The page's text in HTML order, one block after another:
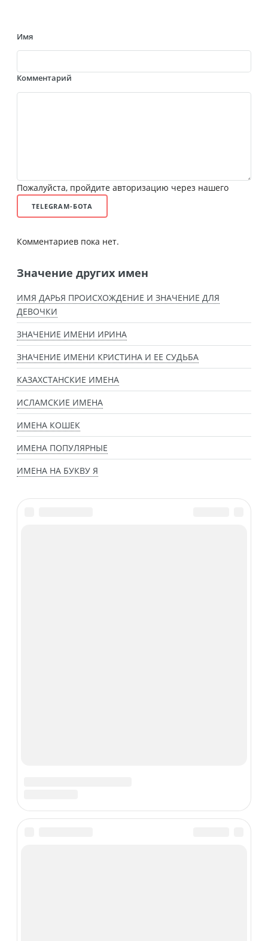
Имя
Комментарий
Пожалуйста, пройдите авторизацию через нашего
TELEGRAM-БОТА
Комментариев пока нет.
Значение других имен
ИМЯ ДАРЬЯ ПРОИСХОЖДЕНИЕ И ЗНАЧЕНИЕ ДЛЯ
ДЕВОЧКИ
ЗНАЧЕНИЕ ИМЕНИ ИРИНА
ЗНАЧЕНИЕ ИМЕНИ КРИСТИНА И ЕЕ СУДЬБА
КАЗАХСТАНСКИЕ ИМЕНА
ИСЛАМСКИЕ ИМЕНА
ИМЕНА КОШЕК
ИМЕНА ПОПУЛЯРНЫЕ
ИМЕНА НА БУКВУ Я